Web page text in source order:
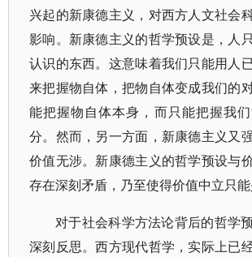
兴起的新康德主义，对西方人文社会
影响。新康德主义的哲学预设是，人
认识的东西。这意味着我们只能用人
来把握物自体，把物自体变成我们的
能把握物自体本身，而只能把握我
分。然而，另一方面，新康德主义又
价值无涉。新康德主义的哲学预设与
存在深刻矛盾，乃至使得价值中立只能
对于社会科学方法论背后的哲学
深刻反思。西方现代哲学，实际上已